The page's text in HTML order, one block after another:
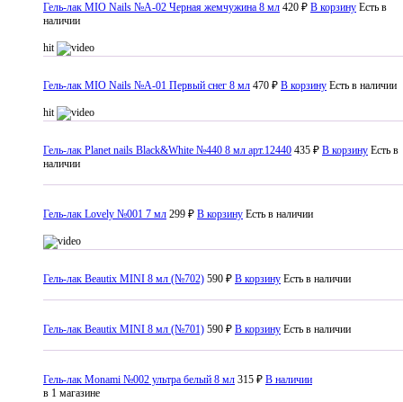
Гель-лак MIO Nails №A-02 Черная жемчужина 8 мл 420 ₽ В корзину Есть в
наличии
hit
Гель-лак MIO Nails №A-01 Первый снег 8 мл 470 ₽ В корзину Есть в наличии
hit
Гель-лак Planet nails Black&White №440 8 мл арт.12440 435 ₽ В корзину Есть в
наличии
Гель-лак Lovely №001 7 мл 299 ₽ В корзину Есть в наличии
Гель-лак Beautix MINI 8 мл (№702) 590 ₽ В корзину Есть в наличии
Гель-лак Beautix MINI 8 мл (№701) 590 ₽ В корзину Есть в наличии
Гель-лак Monami №002 ультра белый 8 мл 315 ₽ В наличии
в 1 магазине